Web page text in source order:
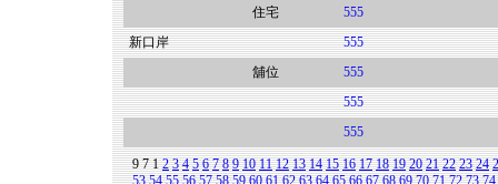
住宅
555
新口岸
555
舖位
555
555
555
9 712 3 4 5 6 7 8 9 10 11 12 13 14 15 16 17 18 19 20 21 22 23 24
53 54 55 56 57 58 59 60 61 62 63 64 65 66 67 68 69 70 71 72 73 74